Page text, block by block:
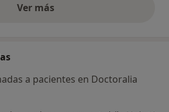
Ver másopiniones anteriores
a pacientes en Doctoralia